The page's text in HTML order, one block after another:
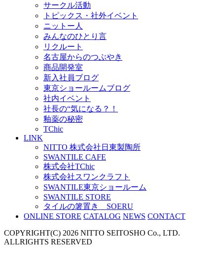
サークル活動
トピックス・社外イベント
ニットー人
みんなのひとり言
リクルート
名古屋からのつぶやき
商品開発室
新入社員ブログ
東京ショールームブログ
社内イベント
社長の“気になる？！
釉薬の秘密
TChic
LINK
NITTO 株式会社日東製陶所
SWANTILE CAFE
株式会社TChic
株式会社スワンクラフト
SWANTILE東京ショールーム
SWANTILE STORE
タイルの箸置き SOERU
ONLINE STORE CATALOG NEWS CONTACT
COPYRIGHT(C) 2026 NITTO SEITOSHO Co., LTD.
ALLRIGHTS RESERVED